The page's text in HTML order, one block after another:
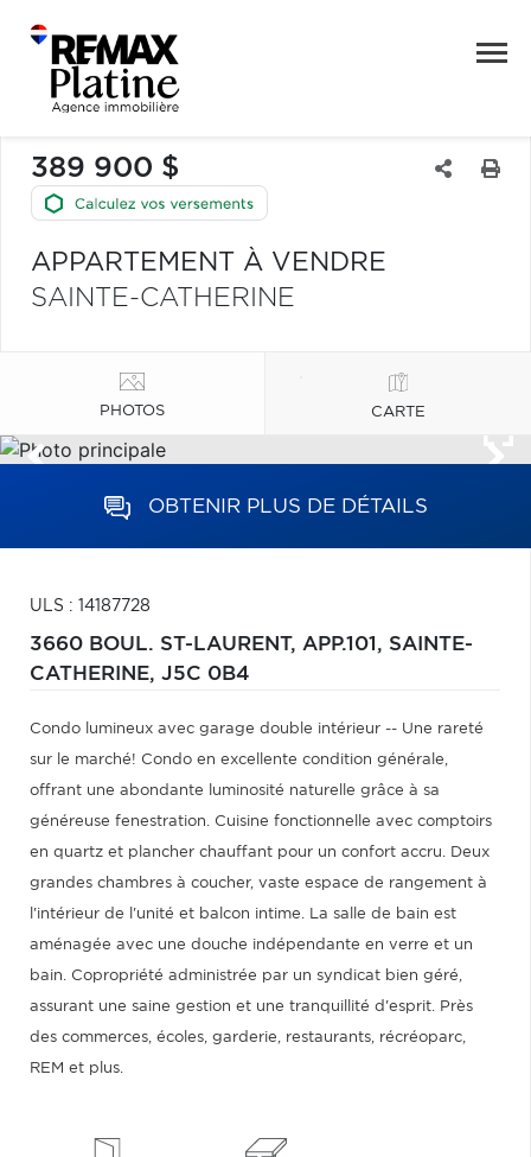
389 900 $
APPARTEMENT À VENDRE
SAINTE-CATHERINE
PHOTOS CARTE
OBTENIR PLUS DE DÉTAILS
ULS : 14187728
3660 BOUL. ST-LAURENT, APP.101, SAINTE-
CATHERINE, J5C 0B4
Condo lumineux avec garage double intérieur -- Une rareté
sur le marché! Condo en excellente condition générale,
offrant une abondante luminosité naturelle grâce à sa
généreuse fenestration. Cuisine fonctionnelle avec comptoirs
en quartz et plancher chauffant pour un confort accru. Deux
grandes chambres à coucher, vaste espace de rangement à
l'intérieur de l'unité et balcon intime. La salle de bain est
aménagée avec une douche indépendante en verre et un
bain. Copropriété administrée par un syndicat bien géré,
assurant une saine gestion et une tranquillité d'esprit. Près
des commerces, écoles, garderie, restaurants, récréoparc,
REM et plus.